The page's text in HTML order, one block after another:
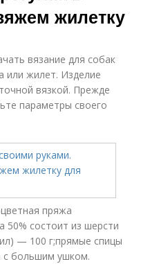
жилетку
вязание для собак
или жилет. Изделие
вязкой. Прежде
параметры своего
пряжа
50% состоит из шерсти
— 100 г;прямые спицы
с большим ушком.